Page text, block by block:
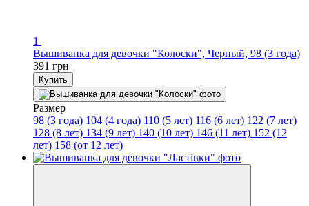
1
Вышиванка для девочки "Колоски", Черный, 98 (3 года)
391 грн
Купить
Размер
98 (3 года) 104 (4 года) 110 (5 лет) 116 (6 лет) 122 (7 лет)
128 (8 лет) 134 (9 лет) 140 (10 лет) 146 (11 лет) 152 (12
лет) 158 (от 12 лет)